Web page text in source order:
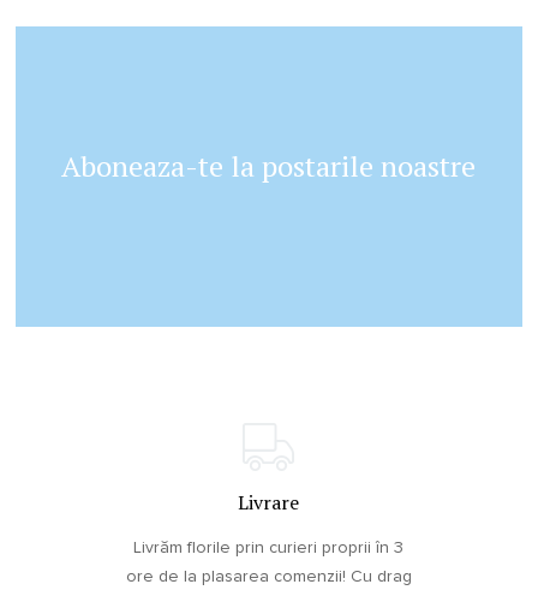
Aboneaza-te la postarile noastre
Livrare
Livrăm florile prin curieri proprii în 3
ore de la plasarea comenzii! Cu drag